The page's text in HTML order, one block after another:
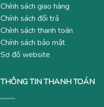
Chính sách giao hàng
Chính sách đổi trả
Chính sách thanh toán
Chính sách bảo mật
Sơ đồ website
THÔNG TIN THANH TOÁN